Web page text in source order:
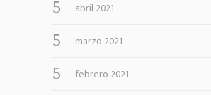
abril 2021
marzo 2021
febrero 2021